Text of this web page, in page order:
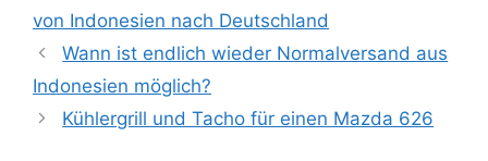
von Indonesien nach Deutschland
Wann ist endlich wieder Normalversand aus
Indonesien möglich?
Kühlergrill und Tacho für einen Mazda 626